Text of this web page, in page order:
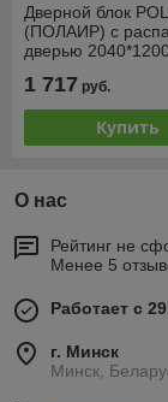
Дверной блок
(ПОЛАИР) с
дверью
1 717 руб.
Купить
О нас
Рейтинг не
Менее 5
Работает с
г. Минск
Минск,